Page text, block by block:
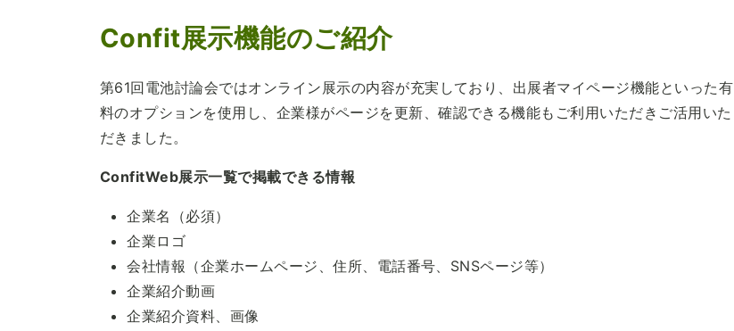
Confit展示機能のご紹介
第61回電池討論会ではオンライン展示の内容が充実しており、出展者マイページ機能といった有
料のオプションを使用し、企業様がページを更新、確認できる機能もご利用いただきご活用いた
だきました。
ConfitWeb展示一覧で掲載できる情報
企業名（必須）
企業ロゴ
会社情報（企業ホームページ、住所、電話番号、SNSページ等）
企業紹介動画
企業紹介資料、画像